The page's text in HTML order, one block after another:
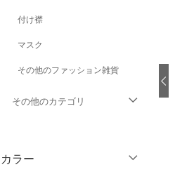
付け襟
マスク
その他のファッション雑貨
その他のカテゴリ
ジャケット・アウター
カラー